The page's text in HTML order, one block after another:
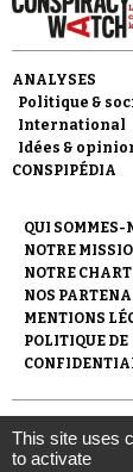
ANALYSES
Politique &
International
Idées &
CONSPIPÉDIA
QUI SOMMES-
NOTRE
NOTRE
NOS
MENTIONS
POLITIQUE DE
© 2007-
l'Observatoire du
le soutien
This site uses
to activate